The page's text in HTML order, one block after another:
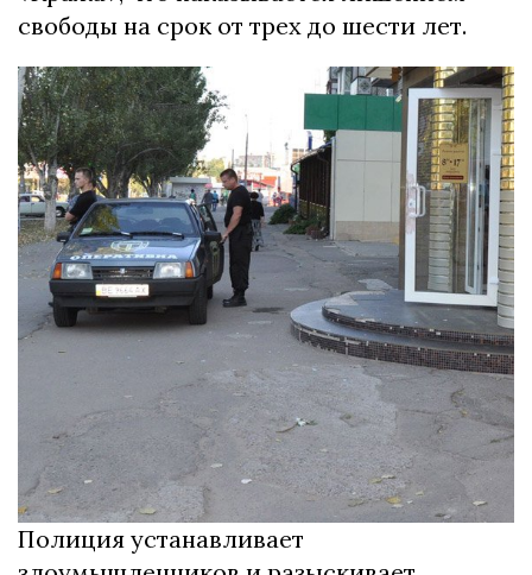
свободы на срок от трех до шести лет.
Полиция устанавливает